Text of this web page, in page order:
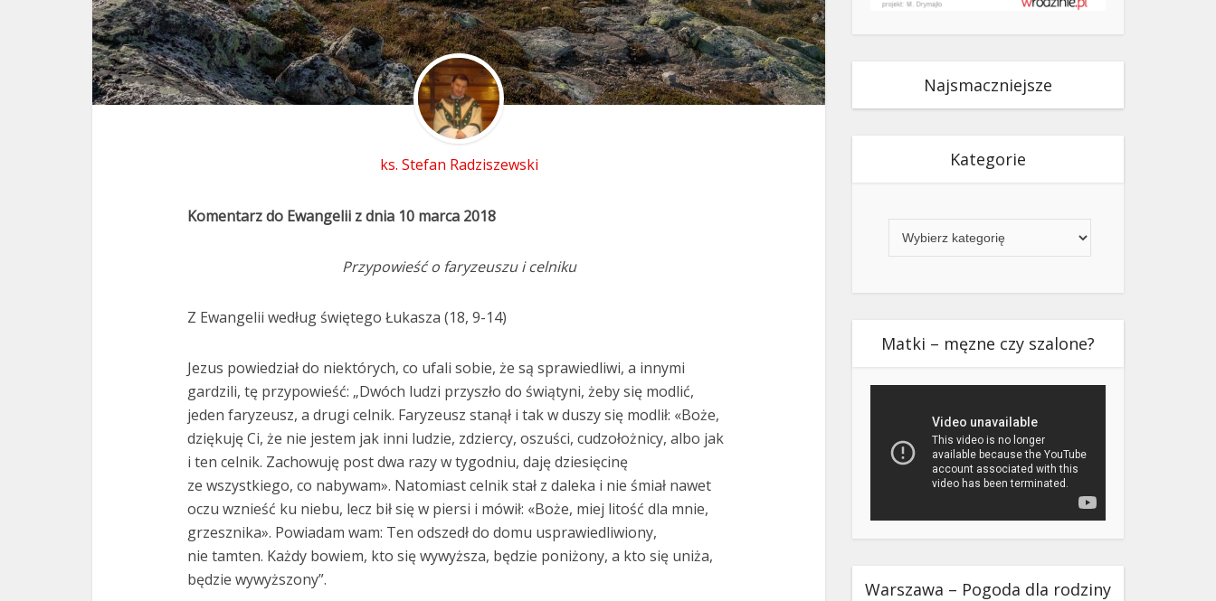
ks. Stefan Radziszewski
Komentarz do Ewangelii z dnia 10 marca 2018
Przypowieść o faryzeuszu i celniku
Z Ewangelii według świętego Łukasza (18, 9-14)
Jezus powiedział do niektórych, co ufali sobie, że są sprawiedliwi, a innymi
gardzili, tę przypowieść: „Dwóch ludzi przyszło do świątyni, żeby się modlić,
jeden faryzeusz, a drugi celnik. Faryzeusz stanął i tak w duszy się modlił: «Boże,
dziękuję Ci, że nie jestem jak inni ludzie, zdziercy, oszuści, cudzołożnicy, albo jak
i ten celnik. Zachowuję post dwa razy w tygodniu, daję dziesięcinę
ze wszystkiego, co nabywam». Natomiast celnik stał z daleka i nie śmiał nawet
oczu wznieść ku niebu, lecz bił się w piersi i mówił: «Boże, miej litość dla mnie,
grzesznika». Powiadam wam: Ten odszedł do domu usprawiedliwiony,
nie tamten. Każdy bowiem, kto się wywyższa, będzie poniżony, a kto się uniża,
będzie wywyższony”.
Najsmaczniejsze
Kategorie
Matki – męzne czy szalone?
Warszawa – Pogoda dla rodziny